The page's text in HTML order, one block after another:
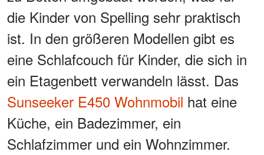
die Kinder von Spelling sehr praktisch
ist. In den größeren Modellen gibt es
eine Schlafcouch für Kinder, die sich in
ein Etagenbett verwandeln lässt. Das
Sunseeker E450 Wohnmobil hat eine
Küche, ein Badezimmer, ein
Schlafzimmer und ein Wohnzimmer.